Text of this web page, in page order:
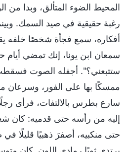
المحيط الضوء المتألق، وبدا من
رغبة حقيقية في صيد السمك.
أفكاره، سمع فجأة شخصًا خلفه
سمعان ابن يونا، إنك تمضي أيام
ستتبعني؟". أجفله الصوت
ممسكًا بها على الفور، وسرعان
سارع بطرس بالالتفات، فرأى
إليه من رأسه حتى قدميه: كان
حتى منكبيه، أصفرَ ذهبيًا قليلًا